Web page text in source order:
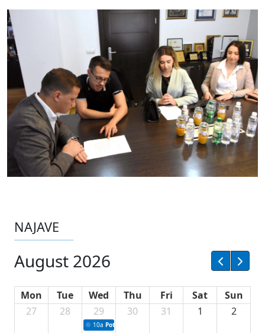
NAJAVE
August 2026
Mon Tue Wed Thu Fri Sat
Sun
27
28 29
10a Potpisivanje ugovora sa neprofitnim
30 31 1 2